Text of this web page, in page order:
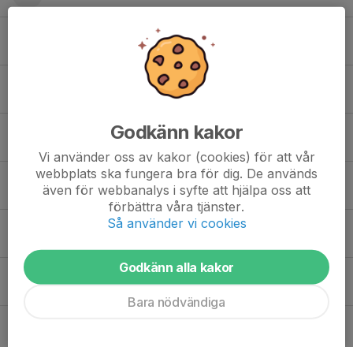
Hannes P.
Loui R.
Godkänn kakor
Vi använder oss av kakor (cookies) för att vår
webbplats ska fungera bra för dig. De används
även för webbanalys i syfte att hjälpa oss att
förbättra våra tjänster.
Så använder vi cookies
Godkänn alla kakor
Bara nödvändiga